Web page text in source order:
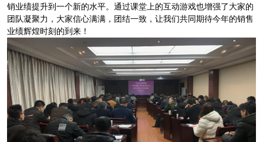
销业绩提升到一个新的水平。通过课堂上的互动游戏也增强了大家的
团队凝聚力，大家信心满满，团结一致，让我们共同期待今年的销售
业绩辉煌时刻的到来！